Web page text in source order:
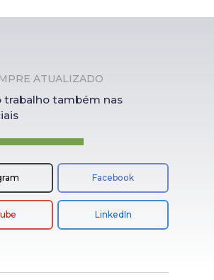
ATUALIZADO
trabalho também nas
Facebook
LinkedIn